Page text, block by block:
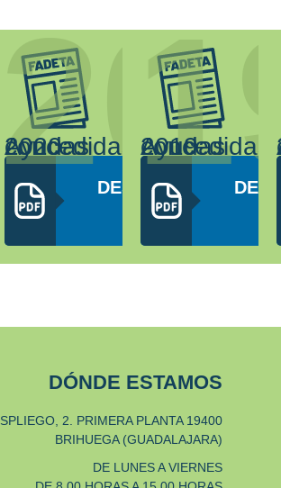
PDF
Ayudas concedidas 2020
DESCARGAR
PDF
20
Ayudas concedidas 2019
DÓNDE ESTAMOS
2. PRIMERA PLANTA 19400
BRIHUEGA (GUADALAJARA)
DE LUNES A VIERNES